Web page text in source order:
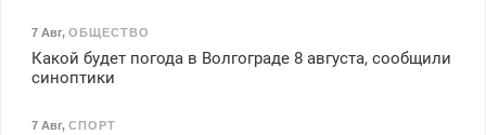
7 Авг, ОБЩЕСТВО
Какой будет погода в Волгограде 8 августа, сообщили
синоптики
7 Авг, СПОРТ